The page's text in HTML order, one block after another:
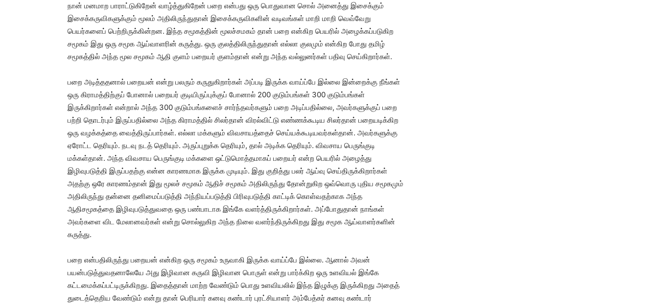
நான் மனமாற பாராட்டுகிறேன் வாழ்த்துகிறேன் பறை என்பது ஒரு பொதுவான சொல் அனைத்து இசைக்கும்
இசைக்கருவிகளுக்கும் மூலம் அதிலிருந்துதான் இசைக்கருவிகளின் வடிவங்கள் மாறி மாறி வெவ்வேறு
பெயர்களைப் பெற்றிருக்கின்றன. இந்த சமூகத்தின் மூலச்சமகம் தான் பறை என்கிற பெயரில் அழைக்கப்படுகிற
சமூகம் இது ஒரு சமூக ஆய்வாளரின் கருத்து. ஒரு குலத்திலிருந்துதான் எல்லா குலமும் என்கிற போது தமிழ்
சமூகத்தில் அந்த மூல சமூகம் ஆதி குளம் பறையர் குளம்தான் என்று அந்த வல்லுனர்கள் பதிவு செய்கிறார்கள்.
பறை அடித்ததனால் பறையன் என்று பலரும் கருதுகிறார்கள் அப்படி இருக்க வாய்ப்பே இல்லை இன்றைக்கு நீங்கள்
ஒரு கிராமத்திற்குப் போனால் பறையர் குடியிருப்புக்குப் போனால் 200 குடும்பங்கள் 300 குடும்பங்கள்
இருக்கிறார்கள் என்றால் அந்த 300 குடும்பங்களைச் சார்ந்தவர்களும் பறை அடிப்பதில்லை, அவர்களுக்குப் பறை
பற்றி தொடர்பும் இருப்பதில்லை அந்த கிராமத்தில் சிலர்தான் விரல்விட்டு எண்ணக்கூடிய சிலர்தான் பறையடிக்கிற
ஒரு வழக்கத்தை வைத்திருப்பார்கள். எல்லா மக்களும் விவசாயத்தைச் செய்யக்கூடியவர்கள்தான். அவர்களுக்கு
ஏரோட்ட தெரியும். நடவு நடத் தெரியும். அருப்புறுக்க தெரியும், தால் அடிக்க தெரியும். விவசாய பெருங்குடி
மக்கள்தான். அந்த விவசாய பெருங்குடி மக்களை ஒட்டுமொத்தமாகப் பறையர் என்ற பெயரில் அழைத்து
இழிவுபடுத்தி இருப்பதற்கு என்ன காரணமாக இருக்க முடியும். இது குறித்து பலர் ஆய்வு செய்திருக்கிறார்கள்
அதற்கு ஒரே காரணம்தான் இது மூலச் சமூகம் ஆதிச் சமூகம் அதிலிருந்து தோன்றுகிற ஒவ்வொரு புதிய சமூகமும்
அதிலிருந்து தன்னை தனிமைப்படுத்தி அந்நியப்படுத்தி பிரிவுபடுத்தி காட்டிக் கொள்வதற்காக அந்த
ஆதிசமூகத்தை இழிவுபடுத்துவதை ஒரு பண்பாடாக இங்கே வளர்த்திருக்கிறார்கள். அப்போதுதான் நாங்கள்
அவர்களை விட மேலானவர்கள் என்று சொல்லுகிற அந்த நிலை வளர்ந்திருக்கிறது இது சமூக ஆய்வாளர்களின்
கருத்து.
பறை என்பதிலிருந்து பறையன் என்கிற ஒரு சமூகம் உருவாகி இருக்க வாய்ப்பே இல்லை. ஆனால் அவன்
பயன்படுத்துவதனாலேயே அது இழிவான கருவி இழிவான பொருள் என்று பார்க்கிற ஒரு உளவியல் இங்கே
கட்டமைக்கப்பட்டிருக்கிறது. இதைத்தான் மாற்ற வேண்டும் பொது உளவியலில் இந்த இழுக்கு இருக்கிறது அதைத்
துடைத்தெறிய வேண்டும் என்று தான் பெரியார் கனவு கண்டார் புரட்சியாளர் அம்பேத்கர் கனவு கண்டார்